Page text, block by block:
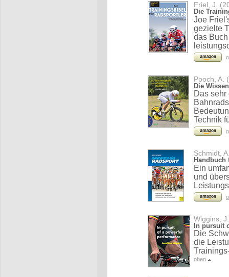
Friel, J.
Die
Joe
gezielte
das
Pooch, A.
Die
Das
Technik
Schmidt,
Handbuch
Ein
und
Wiggins,
In pursuit
Die
die
oben